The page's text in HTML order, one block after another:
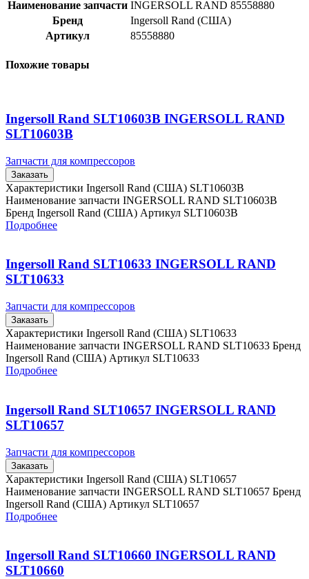
Наименование запчасти INGERSOLL RAND 85558880
Бренд
Ingersoll Rand (США)
Артикул
85558880
Похожие товары
Ingersoll Rand SLT10603B INGERSOLL RAND
SLT10603B
Запчасти для компрессоров
Заказать
Характеристики Ingersoll Rand (США) SLT10603B
Наименование запчасти INGERSOLL RAND SLT10603B
Бренд Ingersoll Rand (США) Артикул SLT10603B
Подробнее
Ingersoll Rand SLT10633 INGERSOLL RAND
SLT10633
Запчасти для компрессоров
Заказать
Характеристики Ingersoll Rand (США) SLT10633
Наименование запчасти INGERSOLL RAND SLT10633 Бренд
Ingersoll Rand (США) Артикул SLT10633
Подробнее
Ingersoll Rand SLT10657 INGERSOLL RAND
SLT10657
Запчасти для компрессоров
Заказать
Характеристики Ingersoll Rand (США) SLT10657
Наименование запчасти INGERSOLL RAND SLT10657 Бренд
Ingersoll Rand (США) Артикул SLT10657
Подробнее
Ingersoll Rand SLT10660 INGERSOLL RAND
SLT10660